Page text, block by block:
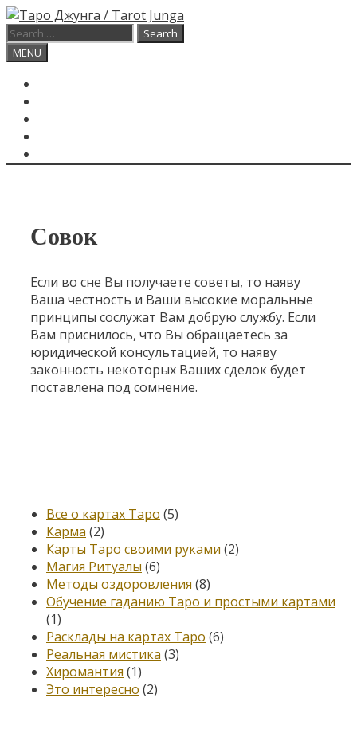
Skip
to
content
Search
for:
Search
MENU
Совок
Если во сне Вы получаете советы, то наяву
Ваша честность и Ваши высокие моральные
принципы сослужат Вам добрую службу. Если
Вам приснилось, что Вы обращаетесь за
юридической консультацией, то наяву
законность некоторых Ваших сделок будет
поставлена под сомнение.
Все о картах Таро (5)
Карма (2)
Карты Таро своими руками (2)
Магия Ритуалы (6)
Методы оздоровления (8)
Обучение гаданию Таро и простыми картами
(1)
Расклады на картах Таро (6)
Реальная мистика (3)
Хиромантия (1)
Это интересно (2)